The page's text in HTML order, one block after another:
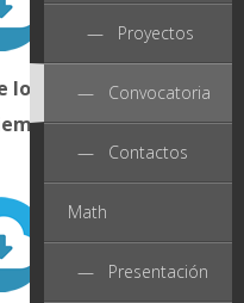
— Proyectos
— Convocatoria
— Contactos
Math
— Presentación
los Comités directivos
de 2010 en Buenos